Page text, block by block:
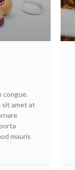
congue.
sit amet at
mauris